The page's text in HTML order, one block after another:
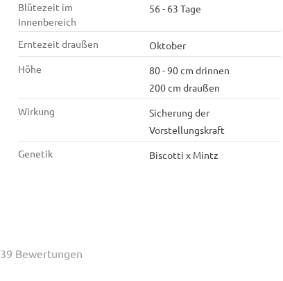
Blütezeit im
Innenbereich
56 - 63 Tage
Erntezeit draußen
Oktober
Höhe
80 - 90 cm drinnen
200 cm draußen
Wirkung
Sicherung der
Vorstellungskraft
Genetik
Biscotti x Mintz
39 Bewertungen